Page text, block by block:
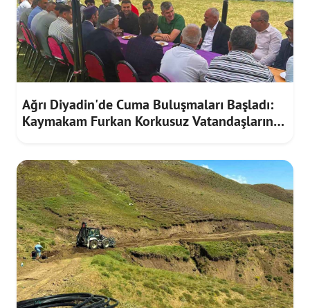
Ağrı Diyadin'de Cuma Buluşmaları Başladı:
Kaymakam Furkan Korkusuz Vatandaşların